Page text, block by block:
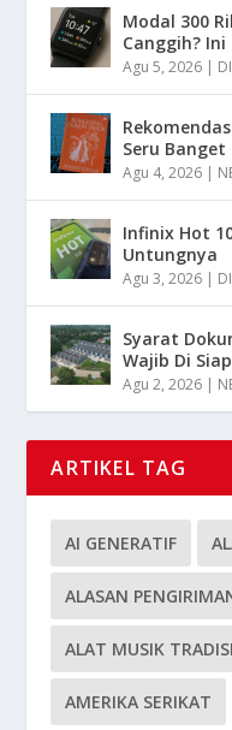
Modal 300
Canggih?
Agu 5, 2026 |
Seru Banget
Agu 4, 2026 |
Infinix Hot
Untungnya
Agu 3, 2026 |
Syarat
Wajib Di
Agu 2, 2026 |
ARTIKEL TAG
AI GENERATIF
ALASAN
ALAT MUSIK
AMERIKA SERIKAT